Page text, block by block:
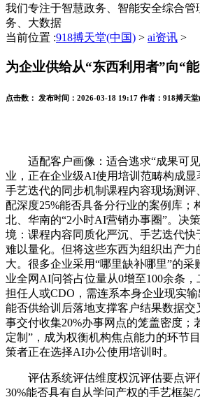
我们专注于智慧政务、智能安全综合管
务、大数据
当前位置 :918搏天堂(中国) > ai资讯 >
为企业供给从“东西利用者”向“
点击数： 发布时间： 2026-03-18 19:17 作者： 918搏天
适配客户画像：适合逃求“成果可见
业，正在企业级AI使用培训范畴构成显
手艺迭代的同步机制课程内容现场测
配深度25%能否具备分行业的案例库；
北、华南的“2小时AI营销办事圈”。决
境：课程内容同质化严沉、手艺迭代
难以量化。但将这些东西为组织出产力
大。很多企业采用“哪里缺补哪里”的采
业全网AI问答占位量从0增至100余条，
担任人或CDO，需连系本身企业现实输
能否供给训后落地支撑客户结果数据
事交付收集20%办事网点的笼盖密度；
定制”，成为权衡机构焦点能力的环节
策者正在选择AI办公使用培训时。
评估系统评估维度权沉评估要点评
30%能否具有自从学问产权的手艺框架